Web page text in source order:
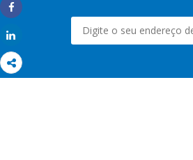
Share